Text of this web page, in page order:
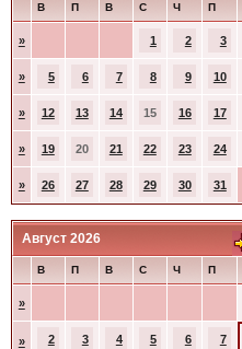
В П В С Ч П
» 1 2 3
» 5 6 7 8 9 10
» 12 13 14 15 16 17
» 19 20 21 22 23 24
» 26 27 28 29 30 31
Август 2026
В П В С Ч П
»
» 2 3 4 5 6 7